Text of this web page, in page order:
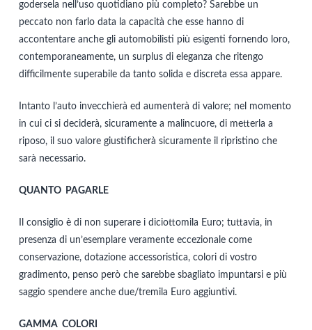
godersela nell’uso quotidiano più completo? Sarebbe un
peccato non farlo data la capacità che esse hanno di
accontentare anche gli automobilisti più esigenti fornendo loro,
contemporaneamente, un surplus di eleganza che ritengo
difficilmente superabile da tanto solida e discreta essa appare.
Intanto l’auto invecchierà ed aumenterà di valore; nel momento
in cui ci si deciderà, sicuramente a malincuore, di metterla a
riposo, il suo valore giustificherà sicuramente il ripristino che
sarà necessario.
QUANTO PAGARLE
Il consiglio è di non superare i diciottomila Euro; tuttavia, in
presenza di un’esemplare veramente eccezionale come
conservazione, dotazione accessoristica, colori di vostro
gradimento, penso però che sarebbe sbagliato impuntarsi e più
saggio spendere anche due/tremila Euro aggiuntivi.
GAMMA COLORI